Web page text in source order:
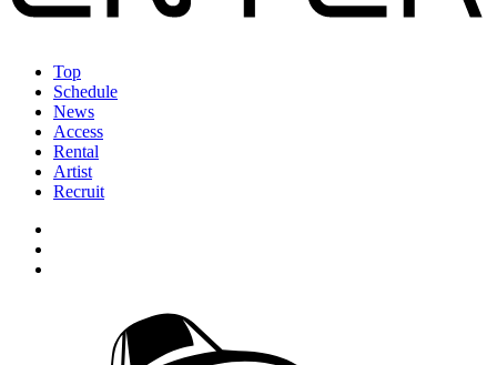
Top
Schedule
News
Access
Rental
Artist
Recruit